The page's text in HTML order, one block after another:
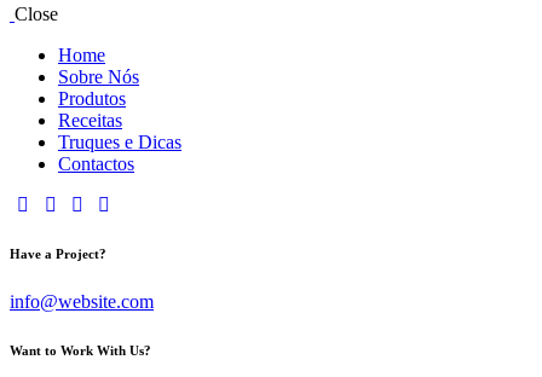
Close
Home
Sobre Nós
Produtos
Receitas
Truques e Dicas
Contactos
Have a Project?
info@website.com
Want to Work With Us?